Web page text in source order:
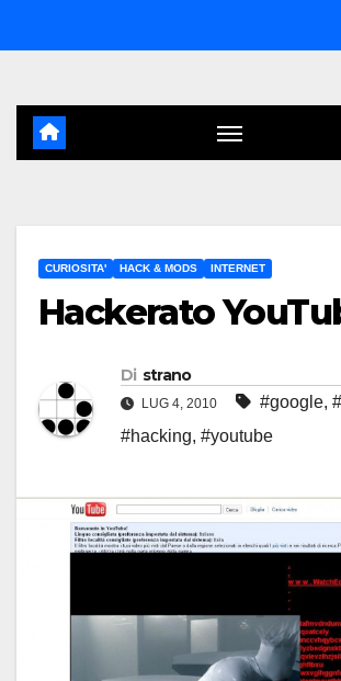
al
CURIOSITA' HACK & MODS INTERNET
Hackerato
Di strano
LUG 4, 2010 #google,
#hacking, #youtube